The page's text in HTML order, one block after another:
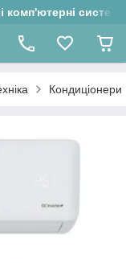
комп'ютерні системи
Кондиціонери